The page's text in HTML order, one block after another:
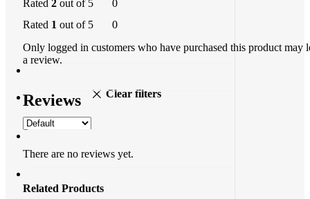
Rated 2 out of 5
0
Rated 1 out of 5 0
Reviews Clear filters
There are no reviews yet.
Only logged in customers who have purchased this product may
a review.
Related Products